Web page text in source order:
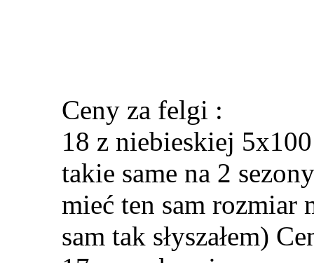
Ceny za felgi :
18 z niebieskiej
takie same na 2
mieć ten sam rozmiar
sam tak słyszałem)